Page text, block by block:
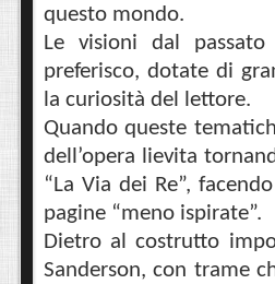
questo mondo.
Le visioni dal
preferisco, dotate di
la curiosità del lettore.
Quando queste
dell’opera lievita
“La Via dei Re”,
pagine “meno ispirate”.
Dietro al costrutto
Sanderson, con trame